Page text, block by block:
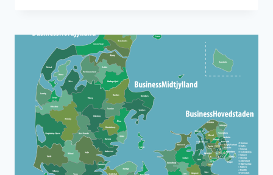
PÅ
REDAKTØREN
TIL
NYHEDSMEDIET